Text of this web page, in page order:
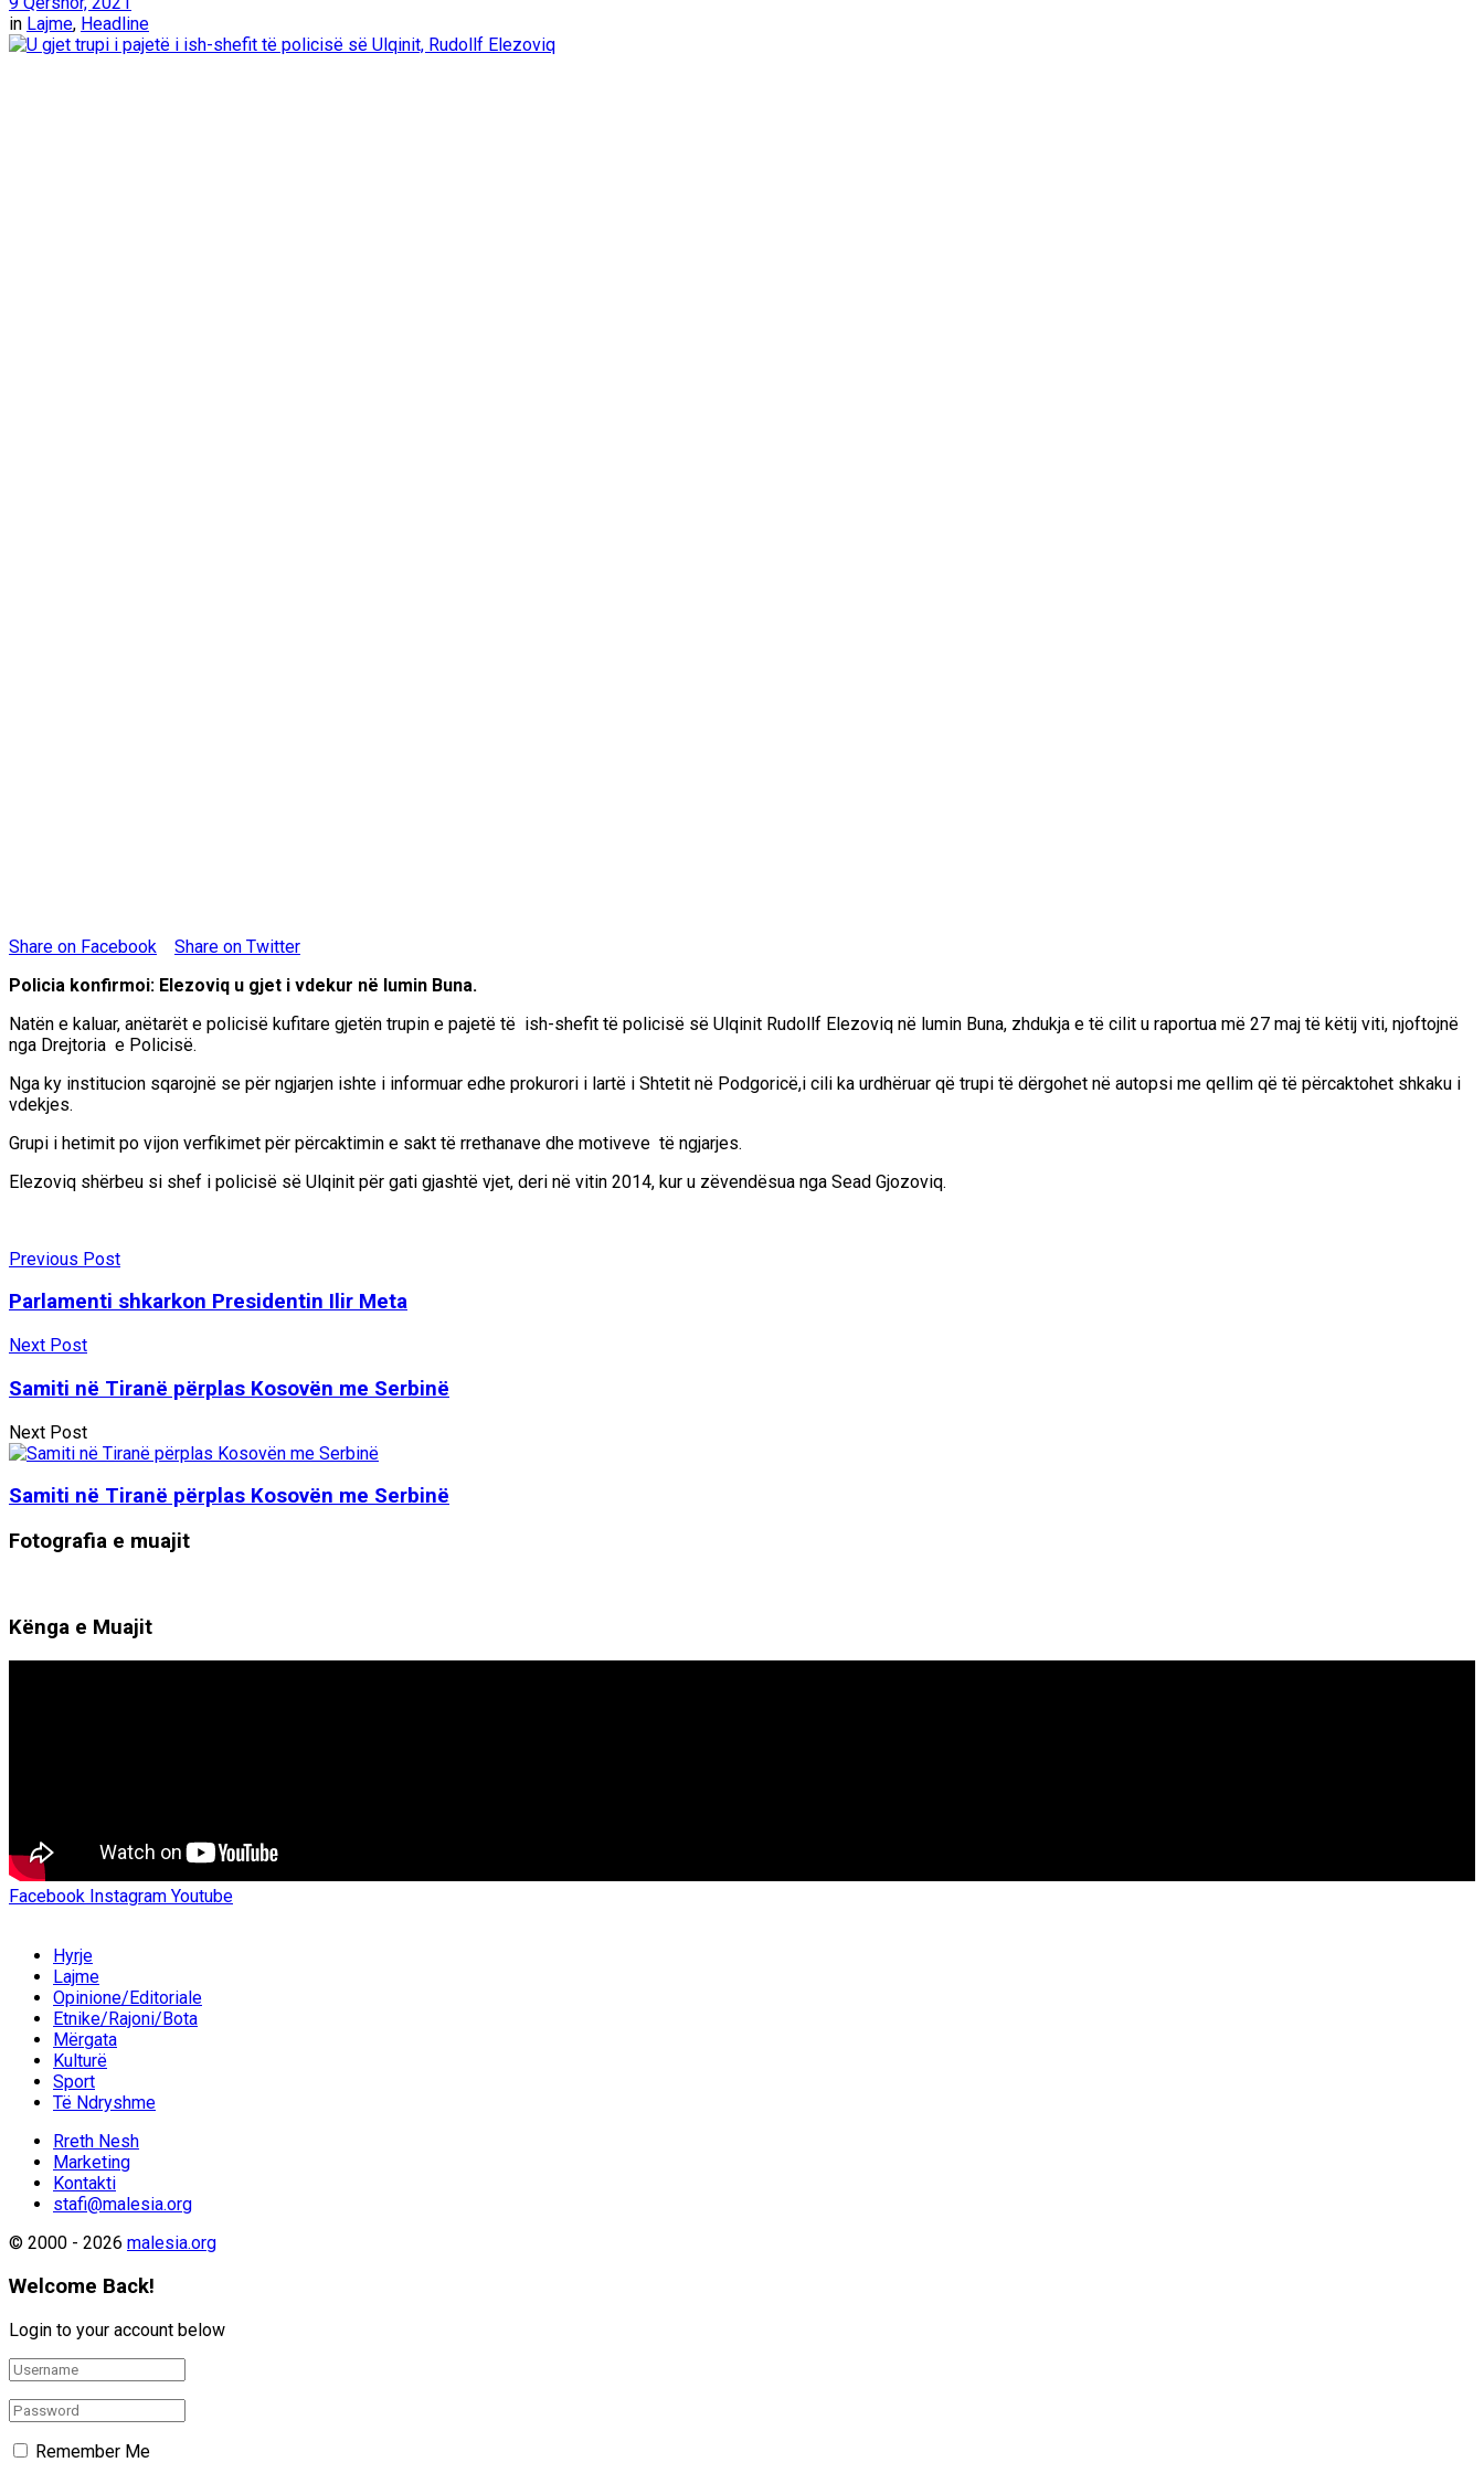
in Lajme, Headline
Share on Facebook
Share on Twitter
Policia konfirmoi: Elezoviq u gjet i vdekur në lumin Buna.
Natën e kaluar, anëtarët e policisë kufitare gjetën trupin e pajetë të ish-shefit të policisë së Ulqinit Rudollf Elezoviq në lumin Buna, zhdukja e të cilit u raportua më 27 maj të këtij viti, njoftojnë
nga Drejtoria e Policisë.
Nga ky institucion sqarojnë se për ngjarjen ishte i informuar edhe prokurori i lartë i Shtetit në Podgoricë,i cili ka urdhëruar që trupi të dërgohet në autopsi me qellim që të përcaktohet shkaku i
vdekjes.
Grupi i hetimit po vijon verfikimet për përcaktimin e sakt të rrethanave dhe motiveve të ngjarjes.
Elezoviq shërbeu si shef i policisë së Ulqinit për gati gjashtë vjet, deri në vitin 2014, kur u zëvendësua nga Sead Gjozoviq.
Previous Post
Parlamenti shkarkon Presidentin Ilir Meta
Next Post
Samiti në Tiranë përplas Kosovën me Serbinë
Next Post
Samiti në Tiranë përplas Kosovën me Serbinë
Fotografia e muajit
Kënga e Muajit
Facebook Instagram Youtube
Hyrje
Lajme
Opinione/Editoriale
Etnike/Rajoni/Bota
Mërgata
Kulturë
Sport
Të Ndryshme
Rreth Nesh
Marketing
Kontakti
stafi@malesia.org
© 2000 - 2026 malesia.org
Welcome Back!
Login to your account below
Remember Me